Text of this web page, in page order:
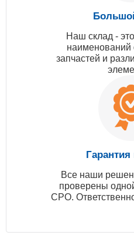
Наш склад -
наименований
запчастей и
Гарантия
Все наши
проверены
СРО.